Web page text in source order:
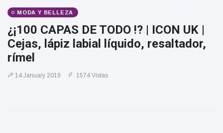
MODA Y BELLEZA
¿¡100 CAPAS DE TODO !? | ICON UK |
Cejas, lápiz labial líquido, resaltador,
rímel
14 January 2019 1574 Vistas